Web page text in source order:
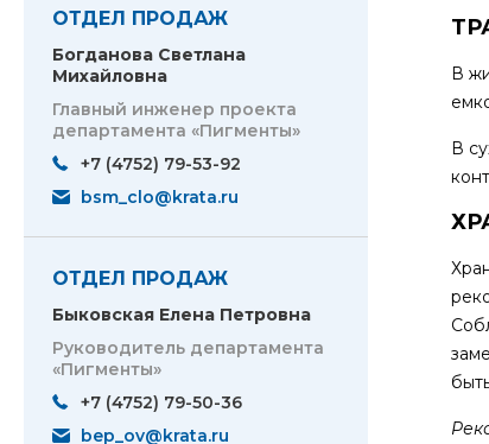
ОТДЕЛ ПРОДАЖ
Богданова Светлана
Михайловна
Главный инженер проекта
департамента «Пигменты»
+7 (4752) 79-53-92
bsm_clo@krata.ru
ОТДЕЛ ПРОДАЖ
Быковская Елена Петровна
Руководитель департамента
«Пигменты»
+7 (4752) 79-50-36
bep_ov@krata.ru
В
В